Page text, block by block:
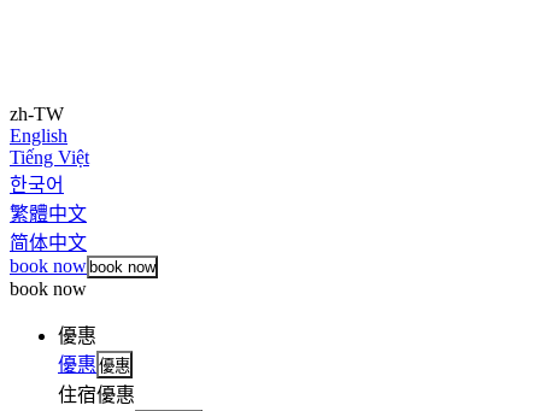
zh-TW
English
Tiếng Việt
한국어
繁體中文
简体中文
book nowbook now
book now
優惠
優惠 優惠
住宿優惠